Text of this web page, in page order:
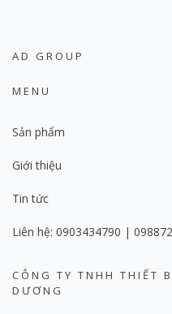
AD GROUP
MENU
Sản phẩm
Giới thiệu
Tin tức
Liên hệ: 0903434790 |
CÔNG TY TNHH THIẾT
DƯƠNG